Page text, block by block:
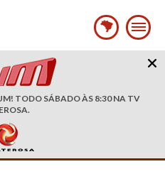
TODO SÁBADO ÀS 8:30 NA TV